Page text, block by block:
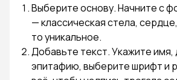
Выберите основу. Начните с
— классическая стела,
то уникальное.
Добавьте текст. Укажите имя,
эпитафию, выберите шрифт и